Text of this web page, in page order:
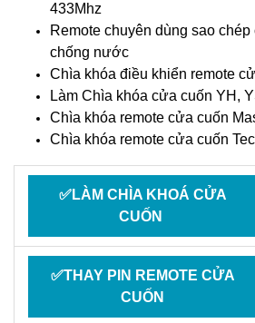
433Mhz
Remote chuyên dùng sao
chống nước
Chìa khóa điều khiển remote
Làm Chìa khóa cửa cuốn YH,
Chìa khóa remote cửa cuốn
Chìa khóa remote cửa cuốn Tec
✅LÀM CHÌA KHOÁ CỬA
CUỐN
✅THAY PIN REMOTE CỬA
CUỐN